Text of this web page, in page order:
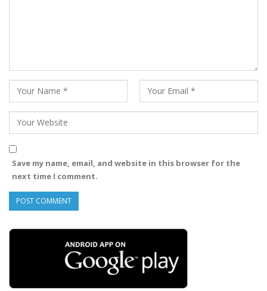
Save my name, email, and website in this browser for the
next time I comment.